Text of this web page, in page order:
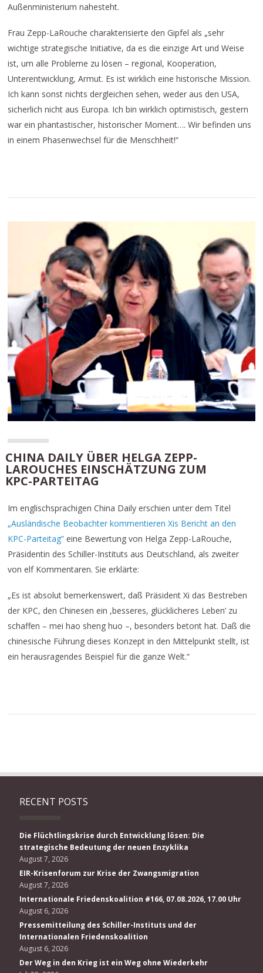
Außenministerium nahesteht.
Frau Zepp-LaRouche charakterisierte den Gipfel als „sehr
wichtige strategische Initiative, da es die einzige Art und Weise
ist, um alle Probleme zu lösen – regional, Kooperation,
Unterentwicklung, Armut. Es ist wirklich eine historische Mission.
Ich kann sonst nichts dergleichen sehen, weder aus den USA,
sicherlich nicht aus Europa. Ich bin wirklich optimistisch, gestern
war ein phantastischer, historischer Moment…. Wir befinden uns
in einem Phasenwechsel für die Menschheit!“
CHINA DAILY ÜBER HELGA ZEPP-
LAROUCHES EINSCHÄTZUNG ZUM
KPC-PARTEITAG
Im englischsprachigen China Daily erschien unter dem Titel
„Ausländische Beobachter kommentieren Xis Bericht an den
KPC-Parteitag” eine Bewertung von Helga Zepp-LaRouche,
Präsidentin des Schiller-Instituts aus Deutschland, als zweiter
von elf Kommentaren. Sie erklärte:
„Es ist absolut bemerkenswert, daß Präsident Xi das Bestreben
der KPC, den Chinesen ein ,besseres, glücklicheres Leben’ zu
schaffen – mei hao sheng huo –, besonders betont hat. Daß die
chinesische Führung dieses Konzept in den Mittelpunkt stellt, ist
ein herausragendes Beispiel für die ganze Welt.“
RECENT POSTS
Die Flüchtlingskrise durch Entwicklung lösen: Die
strategische Bedeutung der neuen Enzyklika
August 7, 2026
EIR-Krisenforum zur Krise der Zwangsmigration
August 7, 2026
Internationale Friedenskoalition #166, 07.08.2026, 17.00 Uhr
August 6, 2026
Pressemitteilung des Schiller-Instituts und der
Internationalen Friedenskoalition
August 6, 2026
Der Weg in den Krieg ist ein Weg ohne Wiederkehr